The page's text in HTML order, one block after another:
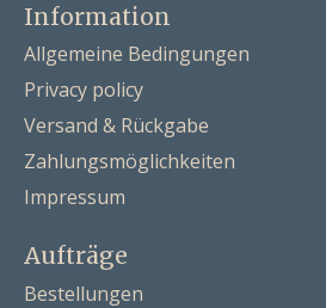
Information
Allgemeine Bedingungen
Privacy policy
Versand & Rückgabe
Zahlungsmöglichkeiten
Impressum
Aufträge
Bestellungen